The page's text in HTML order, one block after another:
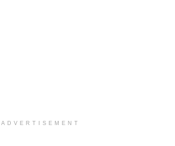
ADVERTISEMENT